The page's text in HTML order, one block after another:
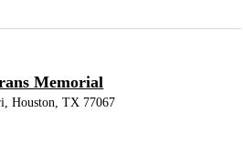
Memorial
Houston, TX 77067